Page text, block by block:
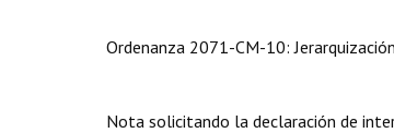
Ordenanza 2071-CM-10:
Nota solicitando la declaración de